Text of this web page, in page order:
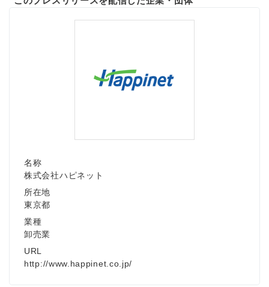
名称
株式会社ハピネット
所在地
東京都
業種
卸売業
URL
http://www.happinet.co.jp/